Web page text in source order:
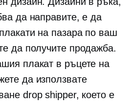
да направите, е да
на пазара по ваш
да получите продажба.
плакат в ръцете на
да използвате
drop shipper, което е